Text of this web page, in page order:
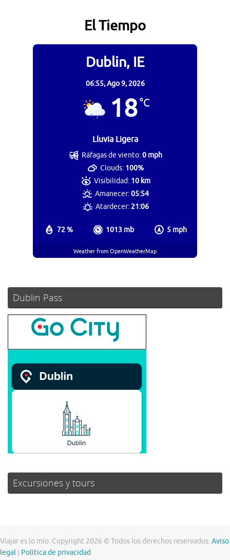
El Tiempo
Dublin, IE
06:55,Ago 9, 2026
18°C
Lluvia Ligera
72 % 1013 mb 5 mph
Ráfagas de viento:0 mph
Clouds: 100%
Visibilidad: 10 km
Amanecer:05:54
Atardecer:21:06
Weather from OpenWeatherMap
Dublin Pass
Excursiones y tours
Viajar es lo mío. Copyright 2026 © Todos los derechos reservados.Aviso
legal
Política de privacidad